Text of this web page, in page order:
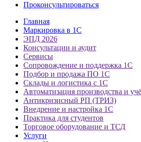
Проконсультироваться
Главная
Маркировка в 1С
ЭПД 2026
Консультации и аудит
Сервисы
Сопровождение и поддержка 1С
Подбор и продажа ПО 1С
Склады и логистика с 1С
Автоматизация производства и
Антикризисный РП (ТРИЗ)
Внедрение и настройка 1С
Практика для студентов
Торговое оборудование и ТСД
Услуги